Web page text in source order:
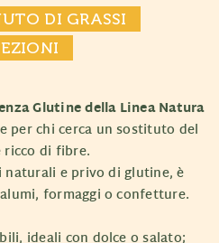
DI GRASSI
Glutine della Linea Natura
per chi cerca un sostituto del
ricco di fibre.
e privo di glutine, è
formaggi o confetture.